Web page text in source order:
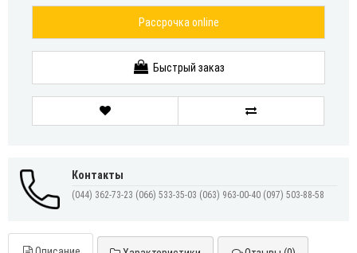
Рассрочка online
Быстрый заказ
Контакты
(044) 362-73-23 (066) 533-35-03 (063) 963-00-40 (097) 503-88-58